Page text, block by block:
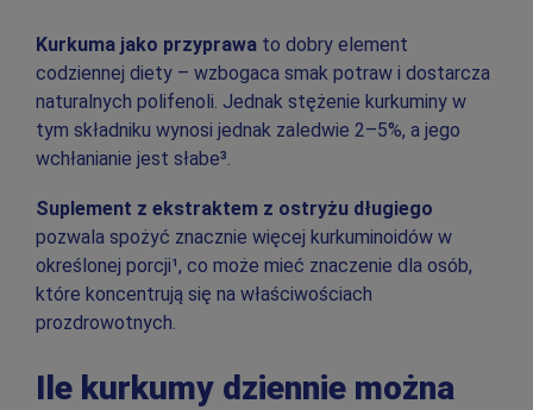
Kurkuma jako przyprawa to dobry element
codziennej diety – wzbogaca smak potraw i dostarcza
naturalnych polifenoli. Jednak stężenie kurkuminy w
tym składniku wynosi jednak zaledwie 2–5%, a jego
wchłanianie jest słabe³.
Suplement z ekstraktem z ostryżu długiego
pozwala spożyć znacznie więcej kurkuminoidów w
określonej porcji¹, co może mieć znaczenie dla osób,
które koncentrują się na właściwościach
prozdrowotnych.
Ile kurkumy dziennie można